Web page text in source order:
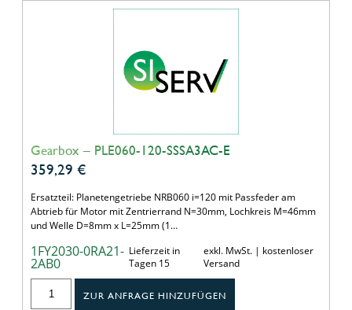
Gearbox – PLE060-120-SSSA3AC-E
359,29 €
Ersatzteil: Planetengetriebe NRB060 i=120 mit Passfeder am
Abtrieb für Motor mit Zentrierrand N=30mm, Lochkreis M=46mm
und Welle D=8mm x L=25mm (1…
1FY2030-0RA21-
2AB0
Lieferzeit in
Tagen 15
exkl. MwSt. | kostenloser
Versand
ZUR ANFRAGE HINZUFÜGEN